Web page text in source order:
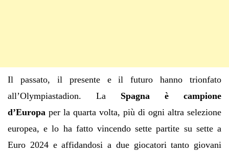
Il passato, il presente e il futuro hanno trionfato
all’Olympiastadion. La Spagna è campione
d’Europa per la quarta volta, più di ogni altra selezione
europea, e lo ha fatto vincendo sette partite su sette a
Euro 2024 e affidandosi a due giocatori tanto giovani